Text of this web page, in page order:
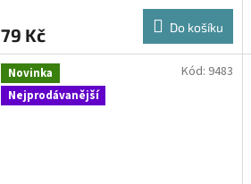
79 Kč Do košíku
Novinka
Nejprodávanější
Kód: 9483